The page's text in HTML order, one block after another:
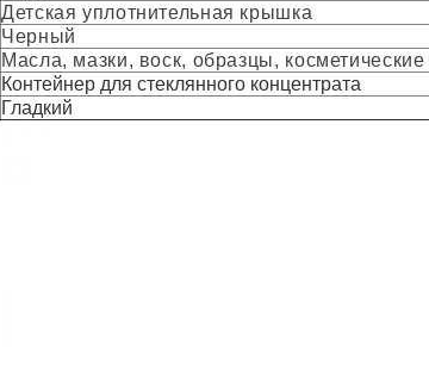
Детская уплотнительная крышка
Черный
Масла, мазки, воск, образцы, косметические
Контейнер для стеклянного концентрата
Гладкий